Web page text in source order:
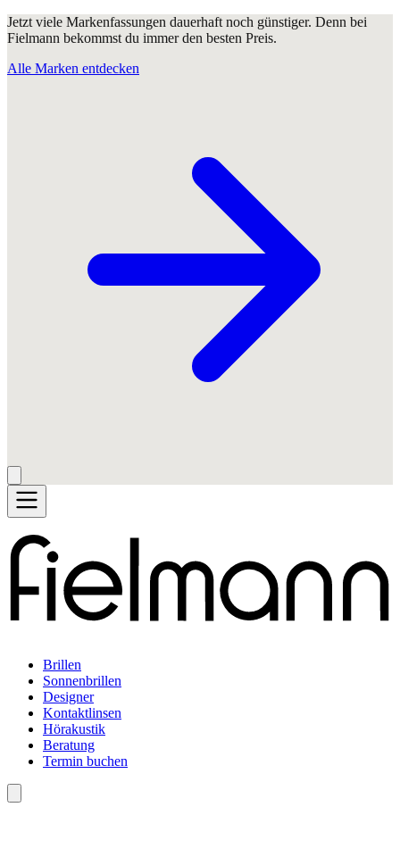
Jetzt viele Markenfassungen dauerhaft noch günstiger. Denn bei
Fielmann bekommst du immer den besten Preis.
Alle Marken entdecken
Brillen
Sonnenbrillen
Designer
Kontaktlinsen
Hörakustik
Beratung
Termin buchen